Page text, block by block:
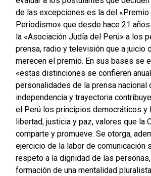
de las excepciones es la del
Periodismo» que desde hace 21
la «Asociación Judía del Perú» a los
prensa, radio y televisión que a juicio
merecen el premio. En sus bases se
«estas distinciones se confieren
personalidades de la prensa nacional
independencia y trayectoria
el Perú los principios democráticos y
libertad, justicia y paz, valores que la
comparte y promueve. Se otorga,
ejercicio de la labor de comunicación
respeto a la dignidad de las
formación de una mentalidad